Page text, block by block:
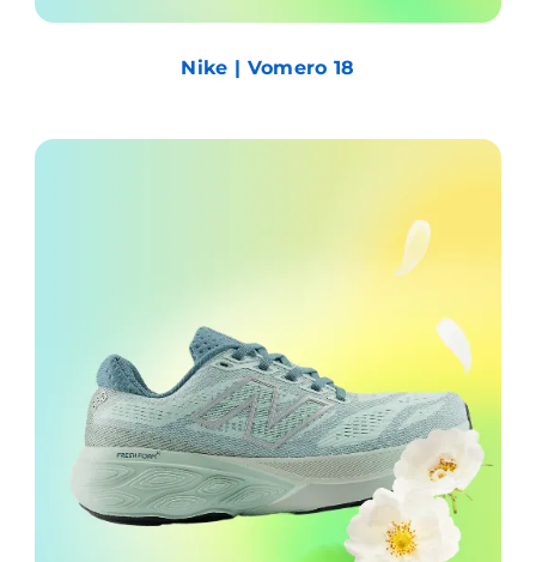
Nike | Vomero 18